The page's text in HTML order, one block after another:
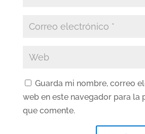
Guarda mi nombre, correo
web en este navegador para la
que comente.